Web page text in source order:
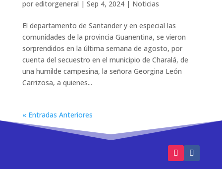
por editorgeneral | Sep 4, 2024| Noticias
El departamento de Santander y en especial las
comunidades de la provincia Guanentina, se vieron
sorprendidos en la última semana de agosto, por
cuenta del secuestro en el municipio de Charalá, de
una humilde campesina, la señora Georgina León
Carrizosa, a quienes...
« Entradas Anteriores